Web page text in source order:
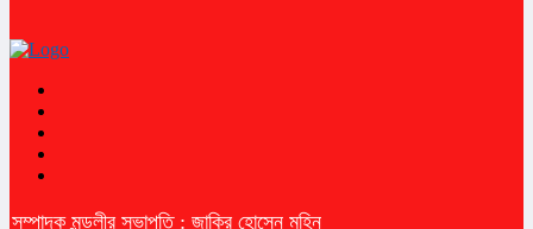
সম্পাদক মন্ডলীর সভাপতি : জাকির হোসেন মহিন